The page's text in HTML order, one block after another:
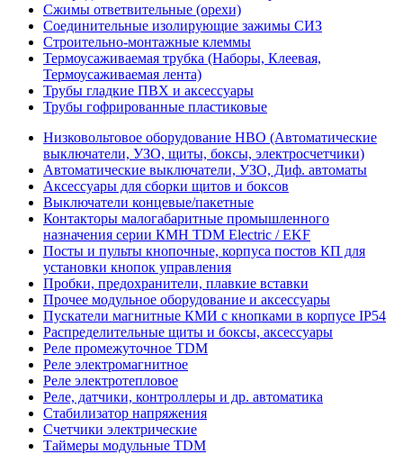
Сжимы ответвительные (орехи)
Соединительные изолирующие зажимы СИЗ
Строительно-монтажные клеммы
Термоусаживаемая трубка (Наборы, Клеевая,
Термоусаживаемая лента)
Трубы гладкие ПВХ и аксессуары
Трубы гофрированные пластиковые
Низковольтовое оборудование НВО (Автоматические
выключатели, УЗО, щиты, боксы, электросчетчики)
Автоматические выключатели, УЗО, Диф. автоматы
Аксессуары для сборки щитов и боксов
Выключатели концевые/пакетные
Контакторы малогабаритные промышленного
назначения серии КМН TDM Electric / EKF
Посты и пульты кнопочные, корпуса постов КП для
установки кнопок управления
Пробки, предохранители, плавкие вставки
Прочее модульное оборудование и аксессуары
Пускатели магнитные КМИ с кнопками в корпусе IP54
Распределительные щиты и боксы, аксессуары
Реле промежуточное TDM
Реле электромагнитное
Реле электротепловое
Реле, датчики, контроллеры и др. автоматика
Стабилизатор напряжения
Счетчики электрические
Таймеры модульные TDM